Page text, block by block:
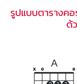
รูปแบบตารางค
ด้
A
x o o